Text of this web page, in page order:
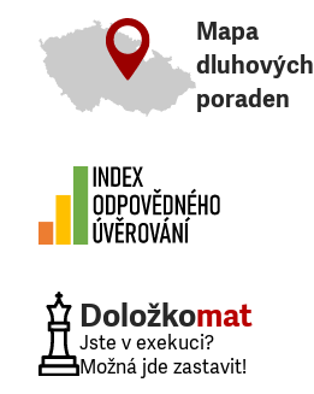
Mapa
dluhových
poraden
Doložkomat
Jste v exekuci?
Možná jde zastavit!